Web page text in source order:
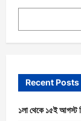
Recent Posts
১লা থেকে ১৫ই আগস্ট